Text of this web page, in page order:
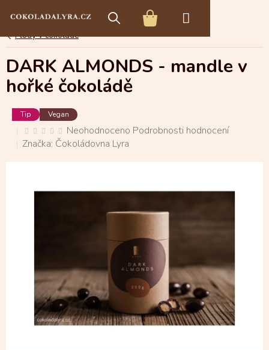
NÁKUPNÍ
KOŠÍK
E-shop s čokoládou Čokoládové speciality
Plody v čokoládě
DARK ALMONDS - mandle v
hořké čokoládě
Tip Vegan
Průměrné
hodnocení
produktu
je
z
Neohodnoceno Podrobnosti hodnocení
Značka: Čokoládovna Lyra